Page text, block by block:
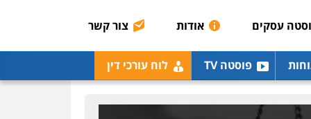
עסקים אודות צור קשר
פוסטה TV לוח עורכי דין